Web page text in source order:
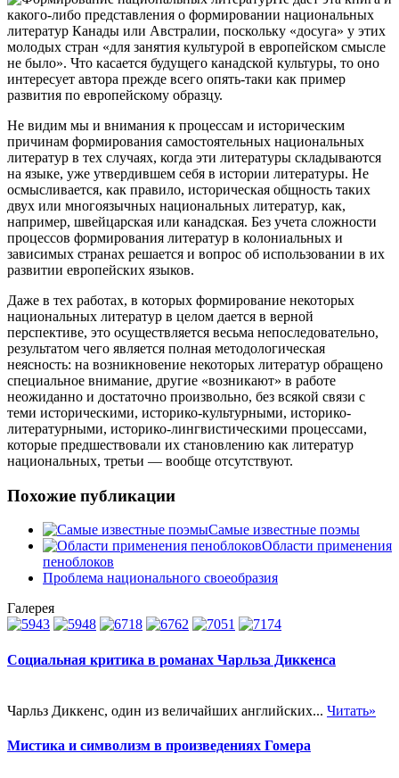
какого-либо представления о формировании национальных
литератур Канады или Австралии, поскольку «досуга» у этих
молодых стран «для занятия культурой в европейском смысле
не было». Что касается будущего канадской культуры, то оно
интересует автора прежде всего опять-таки как пример
развития по европейскому образцу.
He видим мы и внимания к процессам и историческим
причинам формирования самостоятельных национальных
литератур в тех случаях, когда эти литературы складываются
на языке, уже утвердившем себя в истории литературы. Не
осмысливается, как правило, историческая общность таких
двух или многоязычных национальных литератур, как,
например, швейцарская или канадская. Без учета сложности
процессов формирования литератур в колониальных и
зависимых странах решается и вопрос об использовании в их
развитии европейских языков.
Даже в тех работах, в которых формирование некоторых
национальных литератур в целом дается в верной
перспективе, это осуществляется весьма непоследовательно,
результатом чего является полная методологическая
неясность: на возникновение некоторых литератур обращено
специальное внимание, другие «возникают» в работе
неожиданно и достаточно произвольно, без всякой связи с
теми историческими, историко-культурными, историко-
литературными, историко-лингвистическими процессами,
которые предшествовали их становлению как литератур
национальных, третьи — вообще отсутствуют.
Похожие публикации
Самые известные поэмы
Области применения
пеноблоков
Проблема национального своеобразия
Галерея
Социальная критика в романах Чарльза Диккенса
Чарльз Диккенс, один из величайших английских... Читать»
Мистика и символизм в произведениях Гомера